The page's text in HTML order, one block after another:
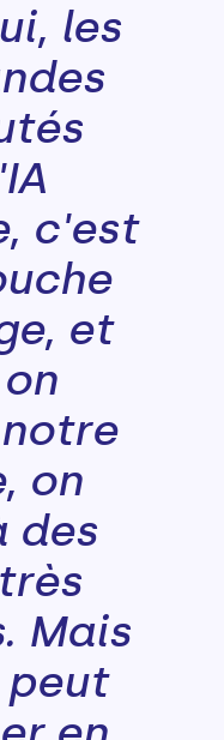
les
c'est
et
on
des
Mais
peut